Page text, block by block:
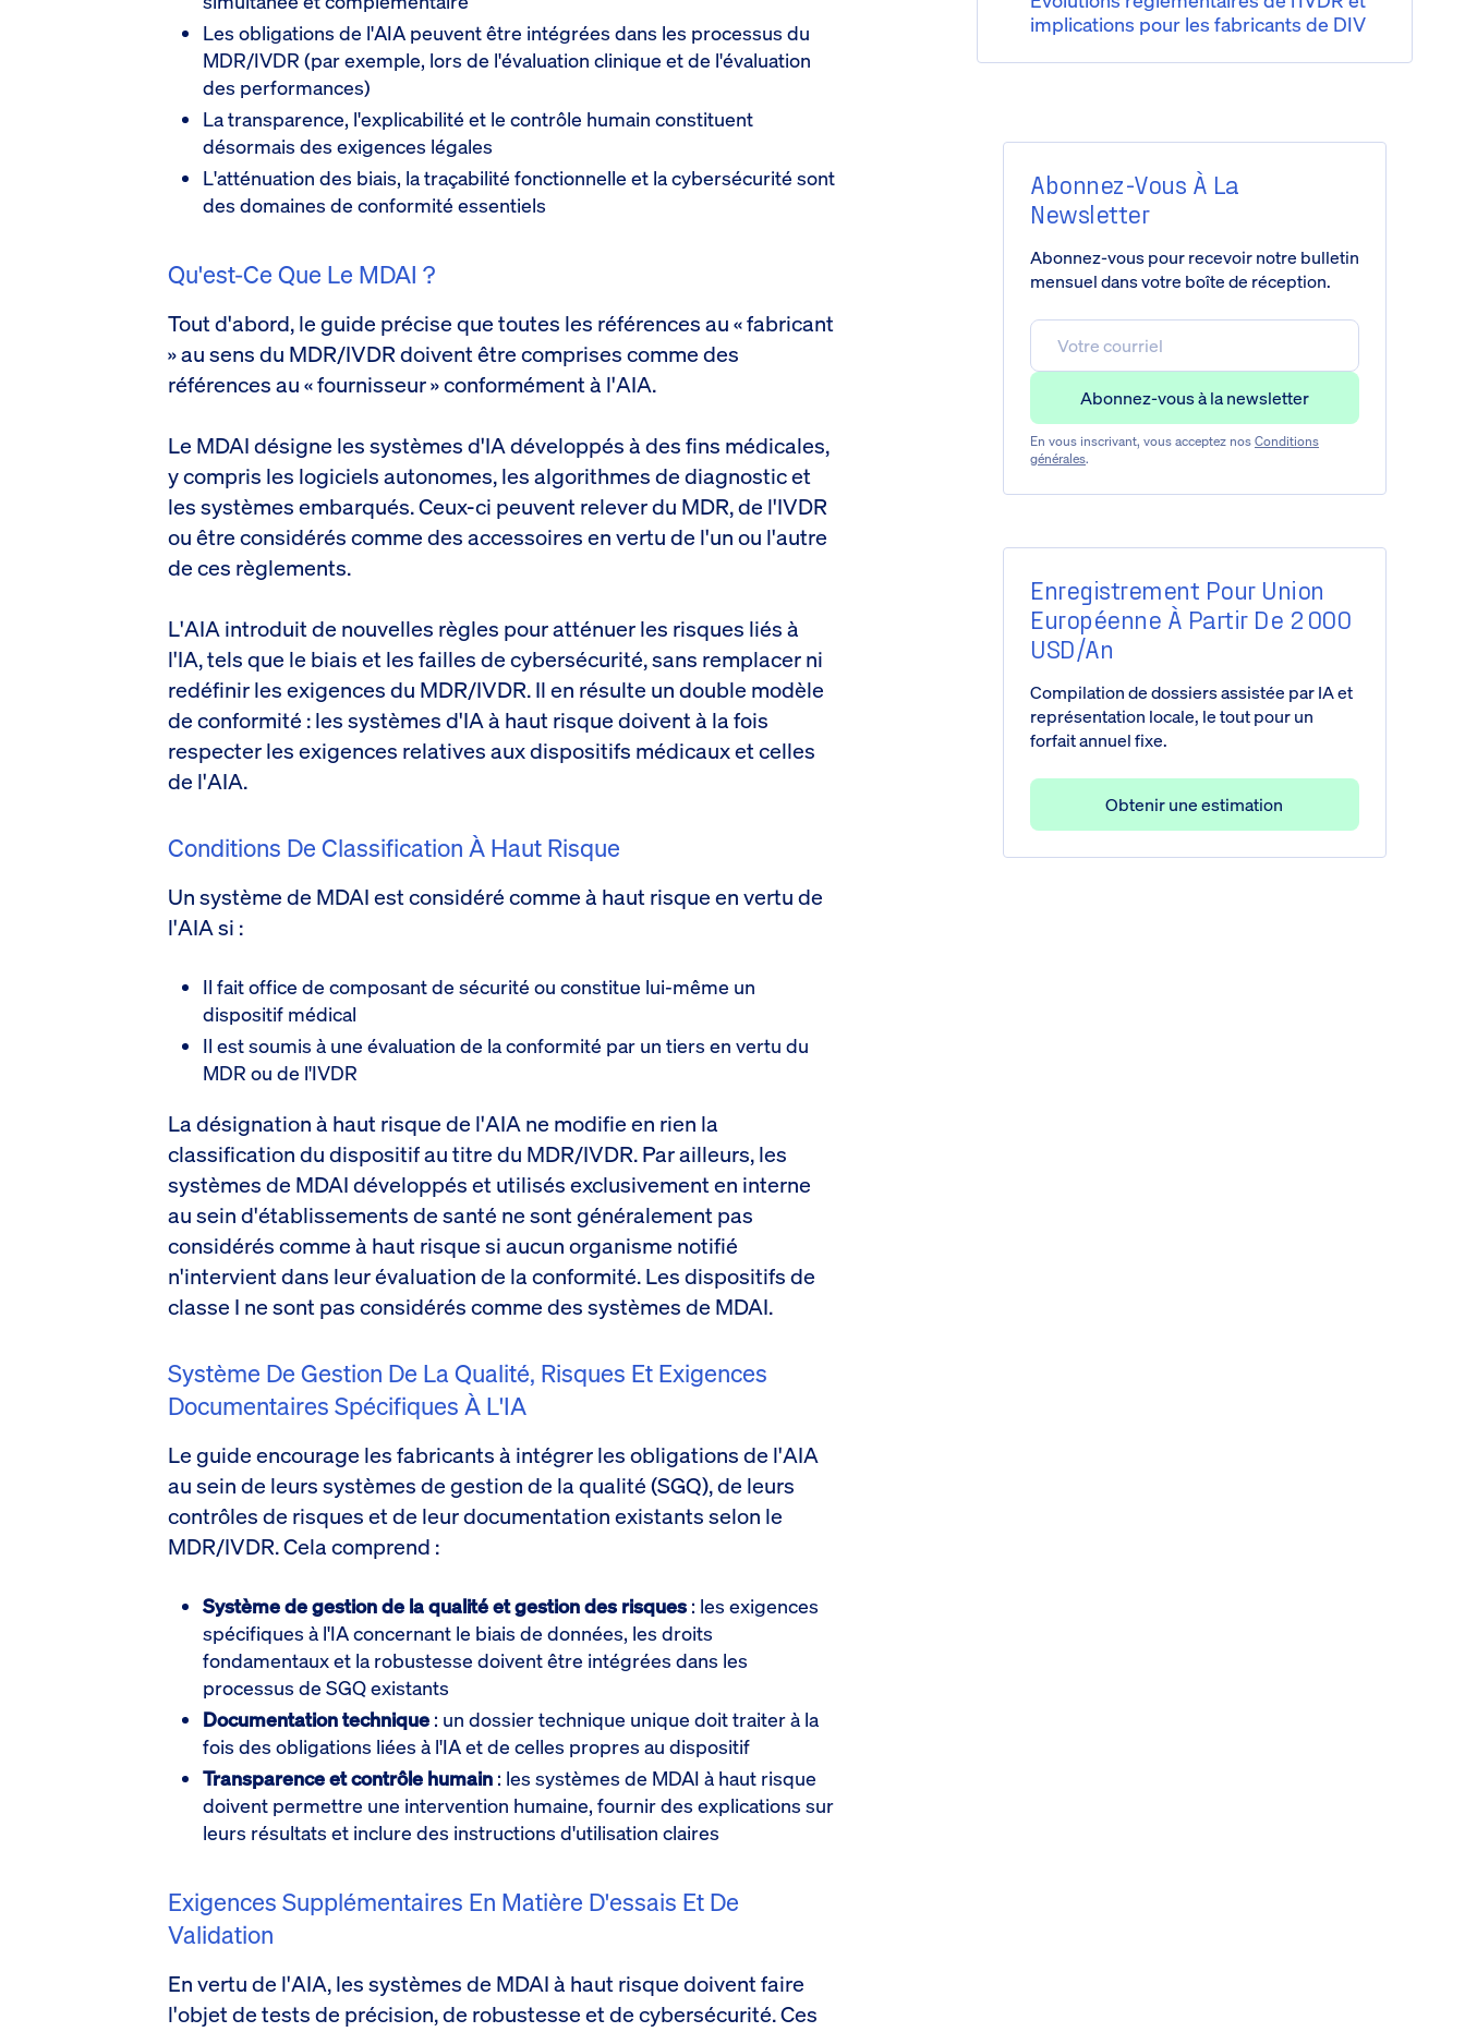
Les obligations de l'AIA peuvent être intégrées dans les processus du
MDR/IVDR (par exemple, lors de l'évaluation clinique et de l'évaluation
des performances)
La transparence, l'explicabilité et le contrôle humain constituent
désormais des exigences légales
L'atténuation des biais, la traçabilité fonctionnelle et la cybersécurité sont
des domaines de conformité essentiels
Qu'est-Ce Que Le MDAI ?
Tout d'abord, le guide précise que toutes les références au « fabricant
» au sens du MDR/IVDR doivent être comprises comme des
références au « fournisseur » conformément à l'AIA.
Le MDAI désigne les systèmes d'IA développés à des fins médicales,
y compris les logiciels autonomes, les algorithmes de diagnostic et
les systèmes embarqués. Ceux-ci peuvent relever du MDR, de l'IVDR
ou être considérés comme des accessoires en vertu de l'un ou l'autre
de ces règlements.
L'AIA introduit de nouvelles règles pour atténuer les risques liés à
l'IA, tels que le biais et les failles de cybersécurité, sans remplacer ni
redéfinir les exigences du MDR/IVDR. Il en résulte un double modèle
de conformité : les systèmes d'IA à haut risque doivent à la fois
respecter les exigences relatives aux dispositifs médicaux et celles
de l'AIA.
Conditions De Classification À Haut Risque
Un système de MDAI est considéré comme à haut risque en vertu de
l'AIA si :
Il fait office de composant de sécurité ou constitue lui-même un
dispositif médical
Il est soumis à une évaluation de la conformité par un tiers en vertu du
MDR ou de l'IVDR
La désignation à haut risque de l'AIA ne modifie en rien la
classification du dispositif au titre du MDR/IVDR. Par ailleurs, les
systèmes de MDAI développés et utilisés exclusivement en interne
au sein d'établissements de santé ne sont généralement pas
considérés comme à haut risque si aucun organisme notifié
n'intervient dans leur évaluation de la conformité. Les dispositifs de
classe I ne sont pas considérés comme des systèmes de MDAI.
Système De Gestion De La Qualité, Risques Et Exigences
Documentaires Spécifiques À L'IA
Le guide encourage les fabricants à intégrer les obligations de l'AIA
au sein de leurs systèmes de gestion de la qualité (SGQ), de leurs
contrôles de risques et de leur documentation existants selon le
MDR/IVDR. Cela comprend :
Système de gestion de la qualité et gestion des risques : les exigences
spécifiques à l'IA concernant le biais de données, les droits
fondamentaux et la robustesse doivent être intégrées dans les
processus de SGQ existants
Documentation technique : un dossier technique unique doit traiter à la
fois des obligations liées à l'IA et de celles propres au dispositif
Transparence et contrôle humain : les systèmes de MDAI à haut risque
doivent permettre une intervention humaine, fournir des explications sur
leurs résultats et inclure des instructions d'utilisation claires
Exigences Supplémentaires En Matière D'essais Et De
Validation
En vertu de l'AIA, les systèmes de MDAI à haut risque doivent faire
l'objet de tests de précision, de robustesse et de cybersécurité. Ces
implications pour les fabricants de DIV
Abonnez-Vous À La
Newsletter
Abonnez-vous pour recevoir notre bulletin
mensuel dans votre boîte de réception.
En vous inscrivant, vous acceptez nos Conditions
générales.
Enregistrement Pour Union
Européenne À Partir De 2 000
USD/an
Compilation de dossiers assistée par IA et
représentation locale, le tout pour un
forfait annuel fixe.
Obtenir une estimation